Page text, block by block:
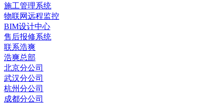
施工管理系统
物联网远程监控
BIM设计中心
售后报修系统
联系浩爽
浩爽总部
北京分公司
武汉分公司
杭州分公司
成都分公司